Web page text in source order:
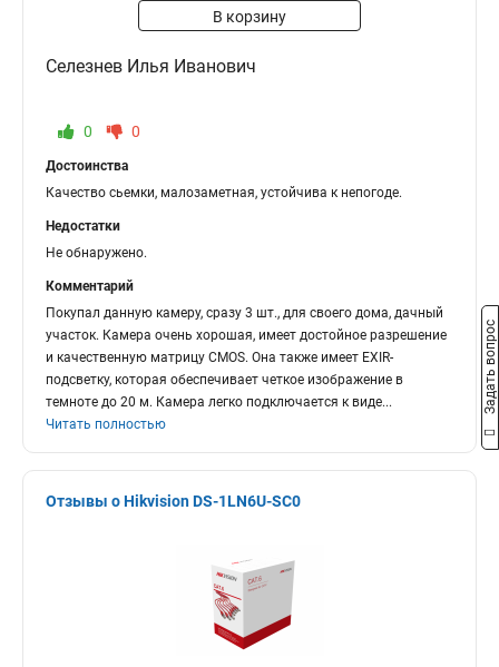
В корзину
Селезнев Илья Иванович
0 0
Достоинства
Качество сьемки, малозаметная, устойчива к непогоде.
Недостатки
Не обнаружено.
Комментарий
Покупал данную камеру, сразу 3 шт., для своего дома, дачный
участок. Камера очень хорошая, имеет достойное разрешение
и качественную матрицу CMOS. Она также имеет EXIR-
подсветку, которая обеспечивает четкое изображение в
темноте до 20 м. Камера легко подключается к виде...
Читать полностью
Отзывы о Hikvision DS-1LN6U-SC0
Задать вопрос